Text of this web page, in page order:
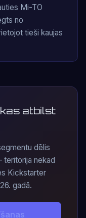
Mi-TO
no
tieši kaujas
atbilst
dēlis
nekad
Kickstarter
gadā.